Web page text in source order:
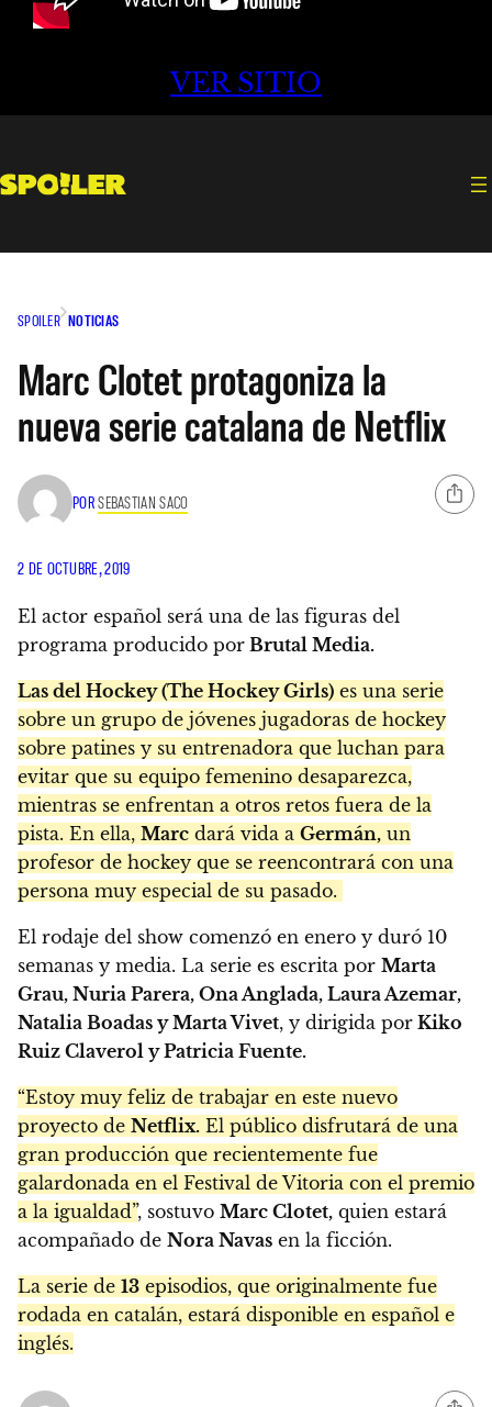
VER SITIO
SPOILER NOTICIAS
Marc Clotet protagoniza la
nueva serie catalana de Netflix
PORSEBASTIAN SACO
2 DE OCTUBRE, 2019
El actor español será una de las figuras del
programa producido por Brutal Media.
Las del Hockey (The Hockey Girls) es una serie
sobre un grupo de jóvenes jugadoras de hockey
sobre patines y su entrenadora que luchan para
evitar que su equipo femenino desaparezca,
mientras se enfrentan a otros retos fuera de la
pista. En ella, Marc dará vida a Germán, un
profesor de hockey que se reencontrará con una
persona muy especial de su pasado.
El rodaje del show comenzó en enero y duró 10
semanas y media. La serie es escrita por Marta
Grau, Nuria Parera, Ona Anglada, Laura Azemar,
Natalia Boadas y Marta Vivet, y dirigida por Kiko
Ruiz Claverol y Patricia Fuente.
“Estoy muy feliz de trabajar en este nuevo
proyecto de Netflix. El público disfrutará de una
gran producción que recientemente fue
galardonada en el Festival de Vitoria con el premio
a la igualdad”, sostuvo Marc Clotet, quien estará
acompañado de Nora Navas en la ficción.
La serie de 13 episodios, que originalmente fue
rodada en catalán, estará disponible en español e
inglés.